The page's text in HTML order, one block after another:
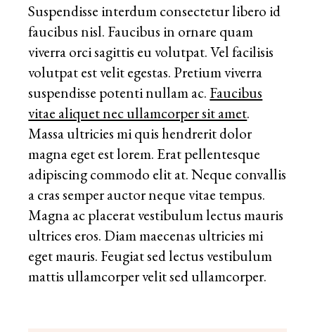
Suspendisse interdum consectetur libero id
faucibus nisl. Faucibus in ornare quam
viverra orci sagittis eu volutpat. Vel facilisis
volutpat est velit egestas. Pretium viverra
suspendisse potenti nullam ac. Faucibus
vitae aliquet nec ullamcorper sit amet.
Massa ultricies mi quis hendrerit dolor
magna eget est lorem. Erat pellentesque
adipiscing commodo elit at. Neque convallis
a cras semper auctor neque vitae tempus.
Magna ac placerat vestibulum lectus mauris
ultrices eros. Diam maecenas ultricies mi
eget mauris. Feugiat sed lectus vestibulum
mattis ullamcorper velit sed ullamcorper.